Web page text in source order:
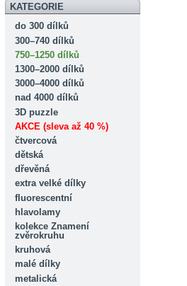
KATEGORIE
do 300 dílků
300–740 dílků
750–1250 dílků
1300–2000 dílků
3000–4000 dílků
nad 4000 dílků
3D puzzle
AKCE (sleva až 40 %)
čtvercová
dětská
dřevěná
extra velké dílky
fluorescentní
hlavolamy
kolekce Znamení
zvěrokruhu
kruhová
malé dílky
metalická